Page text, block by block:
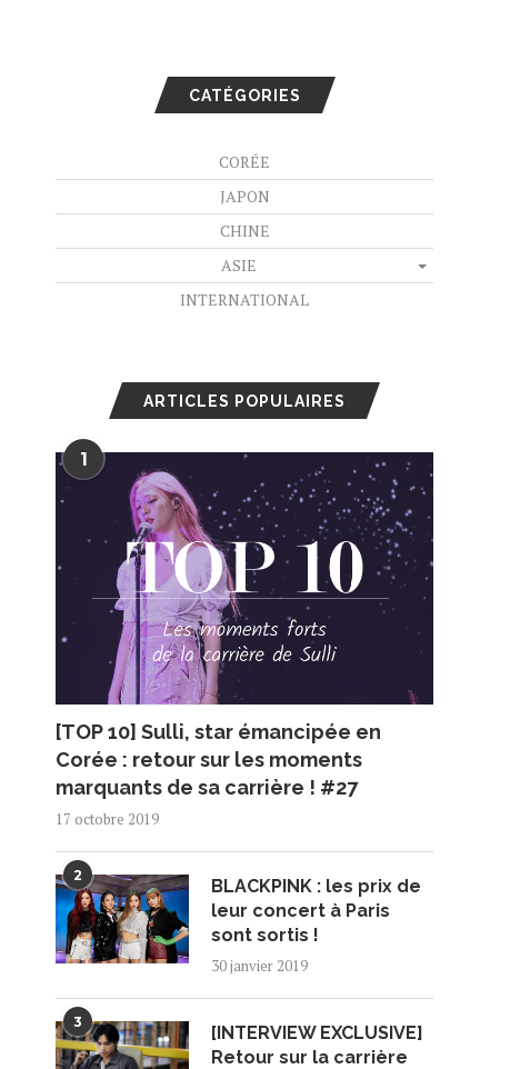
CATÉGORIES
CORÉE
JAPON
CHINE
ASIE
INTERNATIONAL
ARTICLES POPULAIRES
1
[TOP 10] Sulli, star émancipée en
Corée : retour sur les moments
marquants de sa carrière ! #27
17 octobre 2019
2
BLACKPINK : les prix de
leur concert à Paris
sont sortis !
30 janvier 2019
3
[INTERVIEW EXCLUSIVE]
Retour sur la carrière